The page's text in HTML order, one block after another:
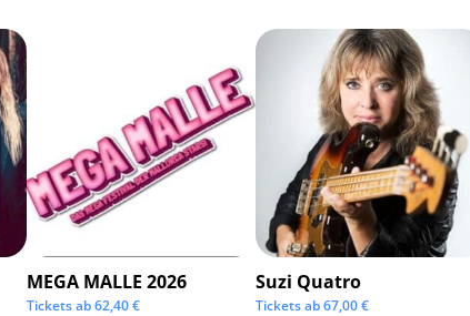
MEGA MALLE 2026
Tickets ab62,40€
Suzi Quatro
Tickets ab67,00€